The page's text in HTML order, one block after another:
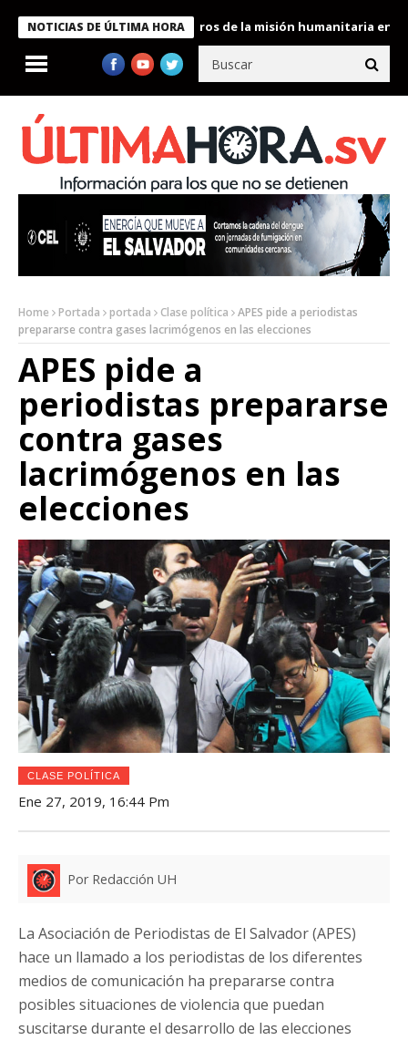
NOTICIAS DE ÚLTIMA HORA
condecora a miembros de la misión humanitaria enviada a
Home Portada portada Clase política
APES pide a periodistas
prepararse contra gases lacrimógenos en las elecciones
APES pide a
periodistas prepararse
contra gases
lacrimógenos en las
elecciones
CLASE POLÍTICA
Ene 27, 2019, 16:44 Pm
Por Redacción UH
La Asociación de Periodistas de El Salvador (APES)
hace un llamado a los periodistas de los diferentes
medios de comunicación ha prepararse contra
posibles situaciones de violencia que puedan
suscitarse durante el desarrollo de las elecciones